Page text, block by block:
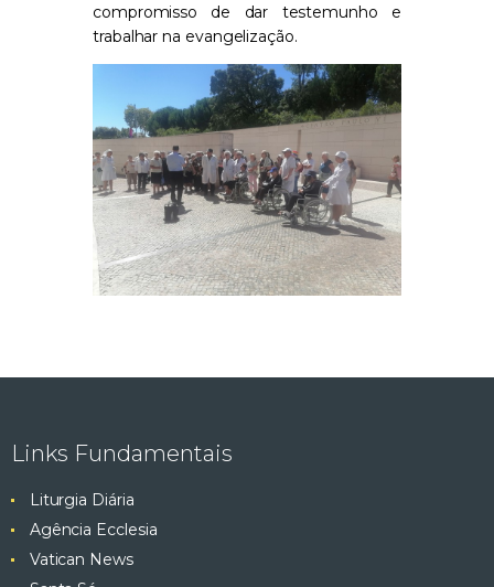
compromisso de dar testemunho e
trabalhar na evangelização.
Links Fundamentais
Liturgia Diária
Agência Ecclesia
Vatican News